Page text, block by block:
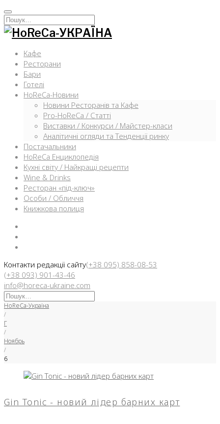
Перейти
к
содержимому
Искать:
Кафе
Ресторани
Бари
Готелі
HoReCa-Новини
Новини Ресторанів та Кафе
Pro-HoReCa / Статті
Виставки / Конкурси / Майстер-класи
Аналітичні огляди та Тенденції ринку
Постачальники
HoReCa Енциклопедія
Кухні світу / Найкращі рецепти
Wine & Drinks
Ресторан «під-ключ»
Особи / Обличчя
Книжкова полиця
Контакти редакції сайту(+38 095) 858-08-53
(+38 093) 901-43-46
info@horeca-ukraine.com
Искать:
HoReCa-Україна
/
Г
/
Ноябрь
/
6
День:
06.11.2025
Gin Tonic - новий лідер барних карт